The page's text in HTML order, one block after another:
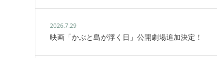
2026.7.29
映画「かぶと島が浮く日」公開劇場追加決定！